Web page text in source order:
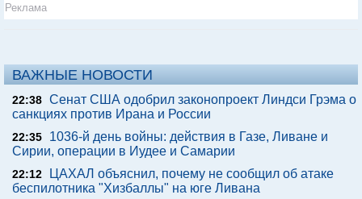
Реклама
ВАЖНЫЕ НОВОСТИ
22:38 Сенат США одобрил законопроект Линдси Грэма о
санкциях против Ирана и России
22:35
1036-й день войны: действия в Газе, Ливане и
Сирии, операции в Иудее и Самарии
22:12
ЦАХАЛ объяснил, почему не сообщил об атаке
беспилотника "Хизбаллы" на юге Ливана